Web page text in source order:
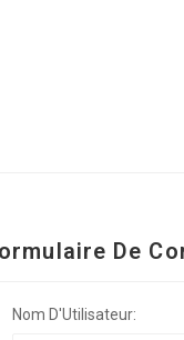
De
Nom D'Utilisateur: